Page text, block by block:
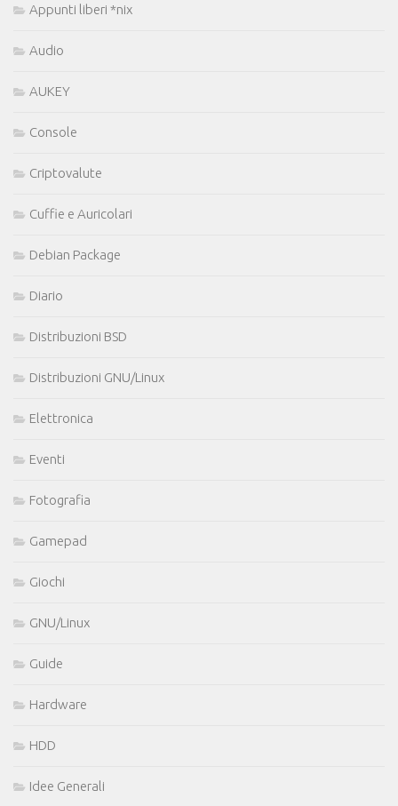
Appunti liberi *nix
Audio
AUKEY
Console
Criptovalute
Cuffie e Auricolari
Debian Package
Diario
Distribuzioni BSD
Distribuzioni GNU/Linux
Elettronica
Eventi
Fotografia
Gamepad
Giochi
GNU/Linux
Guide
Hardware
HDD
Idee Generali